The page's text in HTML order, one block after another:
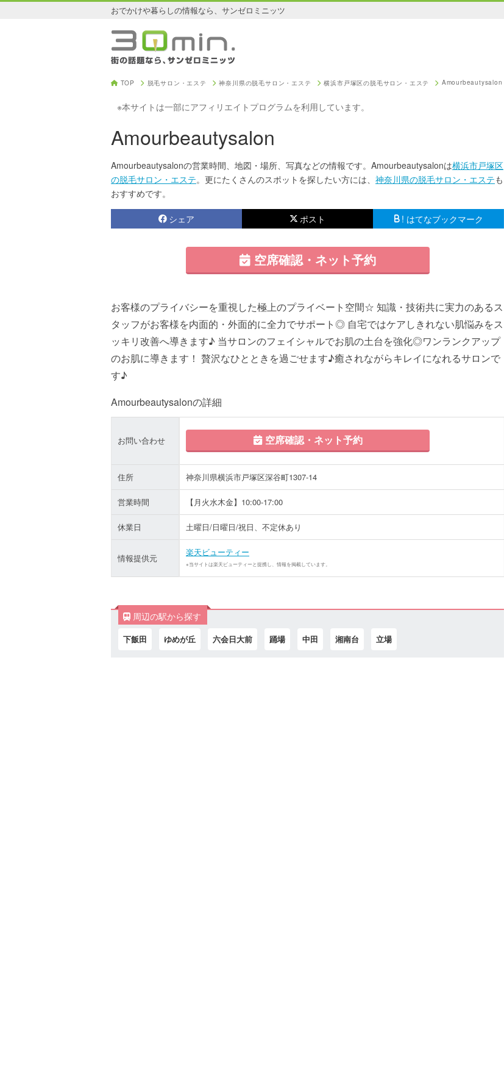
おでかけや暮らしの情報なら、サンゼロミニッツ
TOP 脱毛サロン・エステ 神奈川県の脱毛サロン・エステ 横浜市戸塚区の脱毛サロン・エステ Amourbeautysalon
※本サイトは一部にアフィリエイトプログラムを利用しています。
Amourbeautysalon
Amourbeautysalonの営業時間、地図・場所、写真などの情報です。Amourbeautysalonは横浜市戸塚区
の脱毛サロン・エステ。更にたくさんのスポットを探したい方には、 神奈川県の脱毛サロン・エステも
おすすめです。
シェア ポスト ! はてなブックマーク
空席確認・ネット予約
お客様のプライバシーを重視した極上のプライベート空間☆ 知識・技術共に実力のあるス
タッフがお客様を内面的・外面的に全力でサポート◎ 自宅ではケアしきれない肌悩みをス
ッキリ改善へ導きます♪ 当サロンのフェイシャルでお肌の土台を強化◎ワンランクアップ
のお肌に導きます！ 贅沢なひとときを過ごせます♪癒されながらキレイになれるサロンで
す♪
Amourbeautysalonの詳細
お問い合わせ 空席確認・ネット予約
住所 神奈川県横浜市戸塚区深谷町1307-14
営業時間 【月火水木金】10:00-17:00
休業日 土曜日/日曜日/祝日、不定休あり
情報提供元
楽天ビューティー
※当サイトは楽天ビューティーと提携し、情報を掲載しています。
周辺の駅から探す
下飯田 ゆめが丘 六会日大前 踊場 中田 湘南台 立場